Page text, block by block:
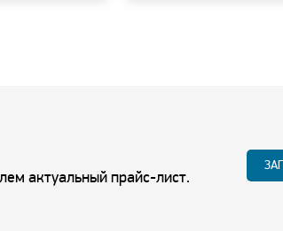
актуальный прайс-лист.